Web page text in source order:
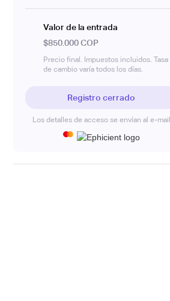
Valor de la entrada
$850.000 COP
Precio final. Impuestos incluidos. Tasa
de cambio varía todos los días.
Registro cerrado
Los detalles de acceso se envían al e-mail